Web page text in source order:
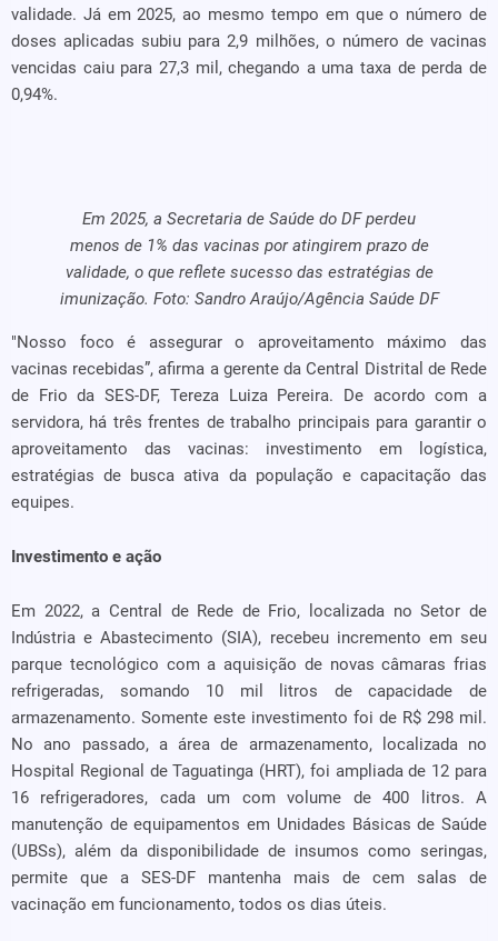
validade. Já em 2025, ao mesmo tempo em que o número de
doses aplicadas subiu para 2,9 milhões, o número de vacinas
vencidas caiu para 27,3 mil, chegando a uma taxa de perda de
0,94%.
Em 2025, a Secretaria de Saúde do DF perdeu
menos de 1% das vacinas por atingirem prazo de
validade, o que reflete sucesso das estratégias de
imunização. Foto: Sandro Araújo/Agência Saúde DF
"Nosso foco é assegurar o aproveitamento máximo das
vacinas recebidas”, afirma a gerente da Central Distrital de Rede
de Frio da SES-DF, Tereza Luiza Pereira. De acordo com a
servidora, há três frentes de trabalho principais para garantir o
aproveitamento das vacinas: investimento em logística,
estratégias de busca ativa da população e capacitação das
equipes.
Investimento e ação
Em 2022, a Central de Rede de Frio, localizada no Setor de
Indústria e Abastecimento (SIA), recebeu incremento em seu
parque tecnológico com a aquisição de novas câmaras frias
refrigeradas, somando 10 mil litros de capacidade de
armazenamento. Somente este investimento foi de R$ 298 mil.
No ano passado, a área de armazenamento, localizada no
Hospital Regional de Taguatinga (HRT), foi ampliada de 12 para
16 refrigeradores, cada um com volume de 400 litros. A
manutenção de equipamentos em Unidades Básicas de Saúde
(UBSs), além da disponibilidade de insumos como seringas,
permite que a SES-DF mantenha mais de cem salas de
vacinação em funcionamento, todos os dias úteis.